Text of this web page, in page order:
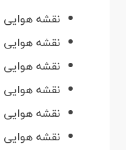
نقشه
نقشه هوایی
نقشه هوایی
نقشه هوایی
نقشه
نقشه